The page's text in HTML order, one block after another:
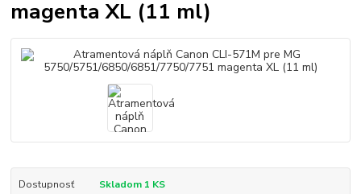
magenta XL (11 ml)
Dostupnosť Skladom 1 KS